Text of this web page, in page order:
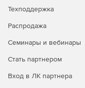
данных.
Техподдержка
Распродажа
Семинары и вебинары
Стать партнером
Вход в ЛК партнера